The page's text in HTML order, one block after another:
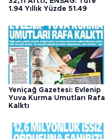
1.94 Yıllık Yüzde 51.49
Yeniçağ Gazetesi: Evlenip
Yuva Kurma Umutları Rafa
Kalktı